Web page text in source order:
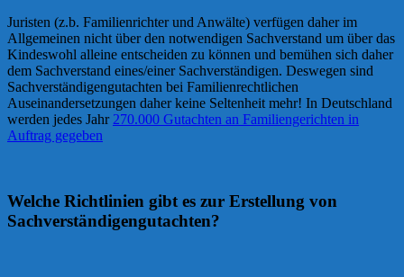
Juristen (z.b. Familienrichter und Anwälte) verfügen daher im
Allgemeinen nicht über den notwendigen Sachverstand um über das
Kindeswohl alleine entscheiden zu können und bemühen sich daher
dem Sachverstand eines/einer Sachverständigen. Deswegen sind
Sachverständigengutachten bei Familienrechtlichen
Auseinandersetzungen daher keine Seltenheit mehr! In Deutschland
werden jedes Jahr 270.000 Gutachten an Familiengerichten in
Auftrag gegeben
Welche Richtlinien gibt es zur Erstellung von
Sachverständigengutachten?